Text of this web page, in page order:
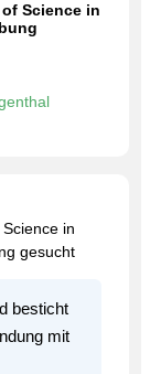
Science in
in
gesucht
besticht
mit